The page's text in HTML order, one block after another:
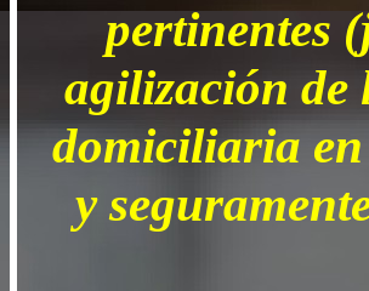
pertinentes
agilización
domiciliaria en
y